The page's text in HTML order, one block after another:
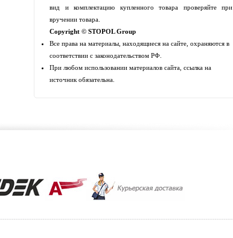
вид и комплектацию купленного товара проверяйте при
вручении товара.
Copyright © STOPOL Group
Все права на материалы, находящиеся на сайте, охраняются в
соответствии с законодательством РФ.
При любом использовании материалов сайта, ссылка на
источник обязательна.